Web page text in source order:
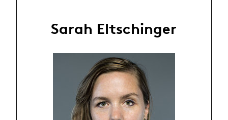
Sarah Eltschinger